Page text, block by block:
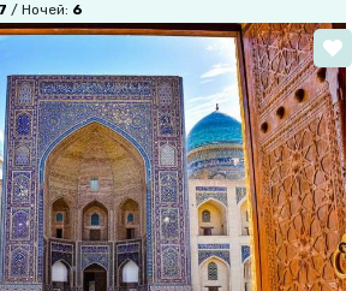
7 / Ночей: 6